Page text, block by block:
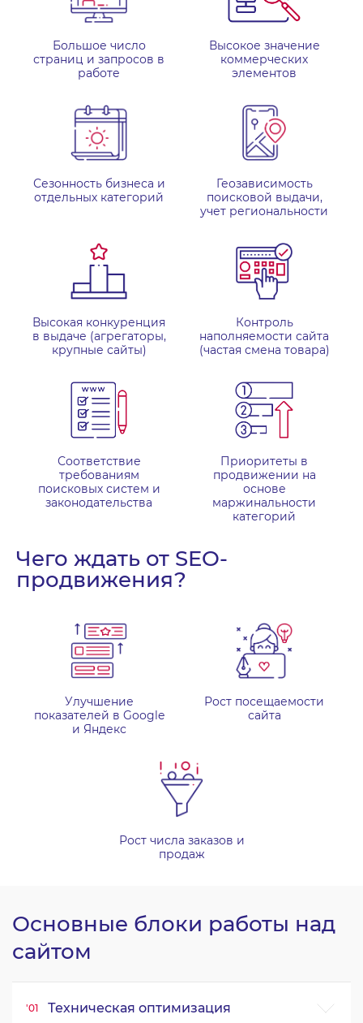
Большое число
страниц и запросов в
работе
Высокое значение
коммерческих
элементов
Сезонность бизнеса и
отдельных категорий
Геозависимость
поисковой выдачи,
учет региональности
Высокая конкуренция
в выдаче (агрегаторы,
крупные сайты)
Контроль
наполняемости сайта
(частая смена товара)
Соответствие
требованиям
поисковых систем и
законодательства
Приоритеты в
продвижении на
основе
маржинальности
категорий
Чего ждать от SEO-
продвижения?
Улучшение
показателей в Google
и Яндекс
Рост посещаемости
сайта
Рост числа заказов и
продаж
Основные блоки работы над
сайтом
Техническая оптимизация